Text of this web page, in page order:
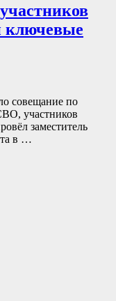
ключевые
совещание по
участников
заместитель
в …